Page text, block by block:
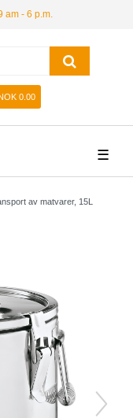
am - 6 p.m.
0.00
☰
av matvarer, 15L